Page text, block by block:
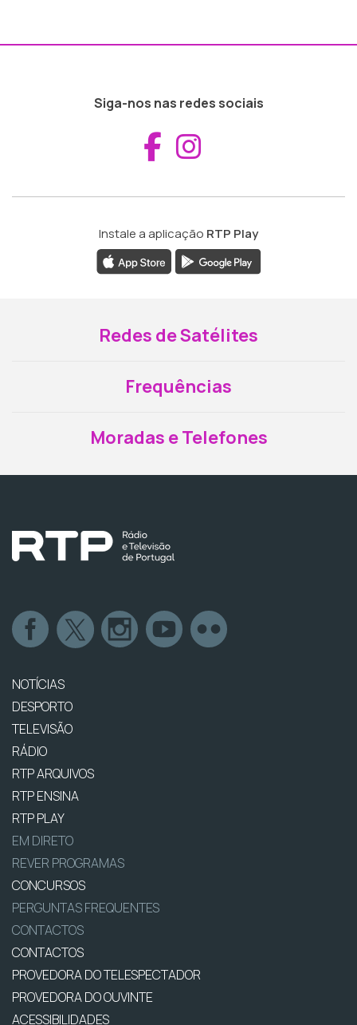
Siga-nos nas redes sociais
Aceder ao
Instale a aplicação RTP Play
Redes de Satélites
Frequências
Moradas e Telefones
NOTÍCIAS
DESPORTO
TELEVISÃO
RÁDIO
RTP ARQUIVOS
RTP ENSINA
RTP PLAY
EM DIRETO
REVER PROGRAMAS
CONCURSOS
PERGUNTAS FREQUENTES
CONTACTOS
CONTACTOS
PROVEDORA DO TELESPECTADOR
PROVEDORA DO OUVINTE
ACESSIBILIDADES